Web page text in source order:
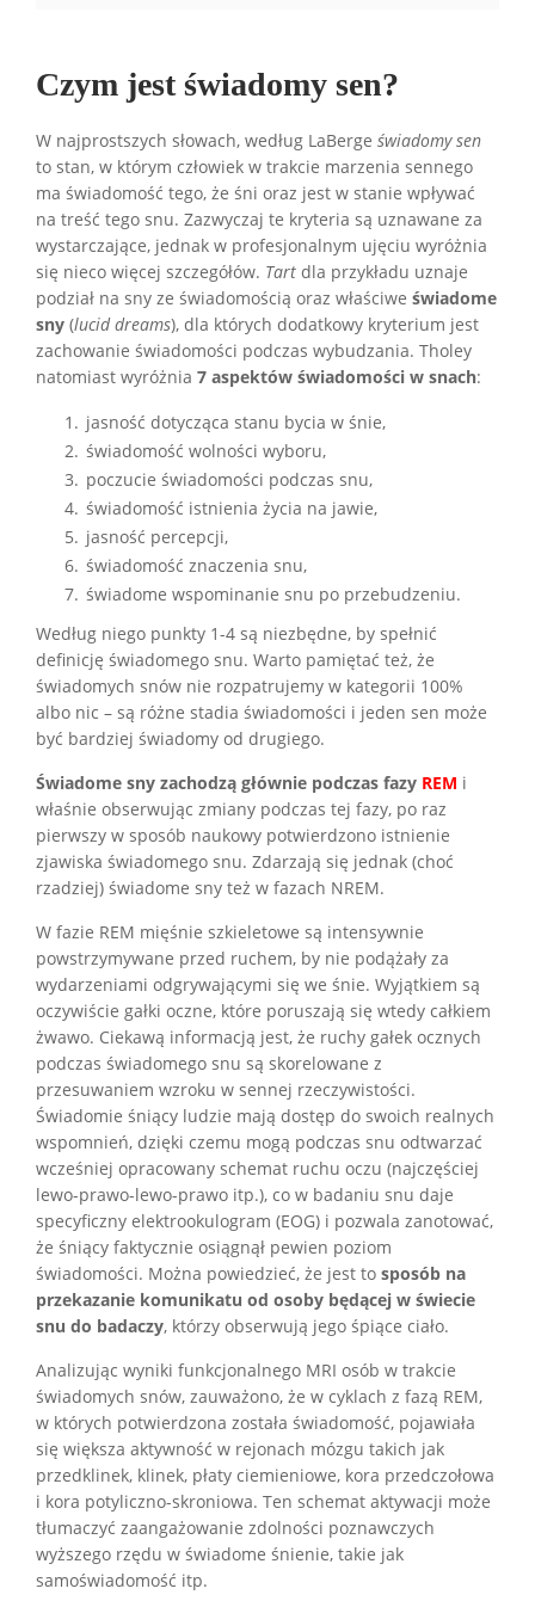
Czym jest świadomy sen?
W najprostszych słowach, według LaBerge świadomy sen
to stan, w którym człowiek w trakcie marzenia sennego
ma świadomość tego, że śni oraz jest w stanie wpływać
na treść tego snu. Zazwyczaj te kryteria są uznawane za
wystarczające, jednak w profesjonalnym ujęciu wyróżnia
się nieco więcej szczegółów. Tart dla przykładu uznaje
podział na sny ze świadomością oraz właściwe świadome
sny (lucid dreams), dla których dodatkowy kryterium jest
zachowanie świadomości podczas wybudzania. Tholey
natomiast wyróżnia 7 aspektów świadomości w snach:
jasność dotycząca stanu bycia w śnie,
świadomość wolności wyboru,
poczucie świadomości podczas snu,
świadomość istnienia życia na jawie,
jasność percepcji,
świadomość znaczenia snu,
świadome wspominanie snu po przebudzeniu.
Według niego punkty 1-4 są niezbędne, by spełnić
definicję świadomego snu. Warto pamiętać też, że
świadomych snów nie rozpatrujemy w kategorii 100%
albo nic – są różne stadia świadomości i jeden sen może
być bardziej świadomy od drugiego.
Świadome sny zachodzą głównie podczas fazy REM i
właśnie obserwując zmiany podczas tej fazy, po raz
pierwszy w sposób naukowy potwierdzono istnienie
zjawiska świadomego snu. Zdarzają się jednak (choć
rzadziej) świadome sny też w fazach NREM.
W fazie REM mięśnie szkieletowe są intensywnie
powstrzymywane przed ruchem, by nie podążały za
wydarzeniami odgrywającymi się we śnie. Wyjątkiem są
oczywiście gałki oczne, które poruszają się wtedy całkiem
żwawo. Ciekawą informacją jest, że ruchy gałek ocznych
podczas świadomego snu są skorelowane z
przesuwaniem wzroku w sennej rzeczywistości.
Świadomie śniący ludzie mają dostęp do swoich realnych
wspomnień, dzięki czemu mogą podczas snu odtwarzać
wcześniej opracowany schemat ruchu oczu (najczęściej
lewo-prawo-lewo-prawo itp.), co w badaniu snu daje
specyficzny elektrookulogram (EOG) i pozwala zanotować,
że śniący faktycznie osiągnął pewien poziom
świadomości. Można powiedzieć, że jest to sposób na
przekazanie komunikatu od osoby będącej w świecie
snu do badaczy, którzy obserwują jego śpiące ciało.
Analizując wyniki funkcjonalnego MRI osób w trakcie
świadomych snów, zauważono, że w cyklach z fazą REM,
w których potwierdzona została świadomość, pojawiała
się większa aktywność w rejonach mózgu takich jak
przedklinek, klinek, płaty ciemieniowe, kora przedczołowa
i kora potyliczno-skroniowa. Ten schemat aktywacji może
tłumaczyć zaangażowanie zdolności poznawczych
wyższego rzędu w świadome śnienie, takie jak
samoświadomość itp.